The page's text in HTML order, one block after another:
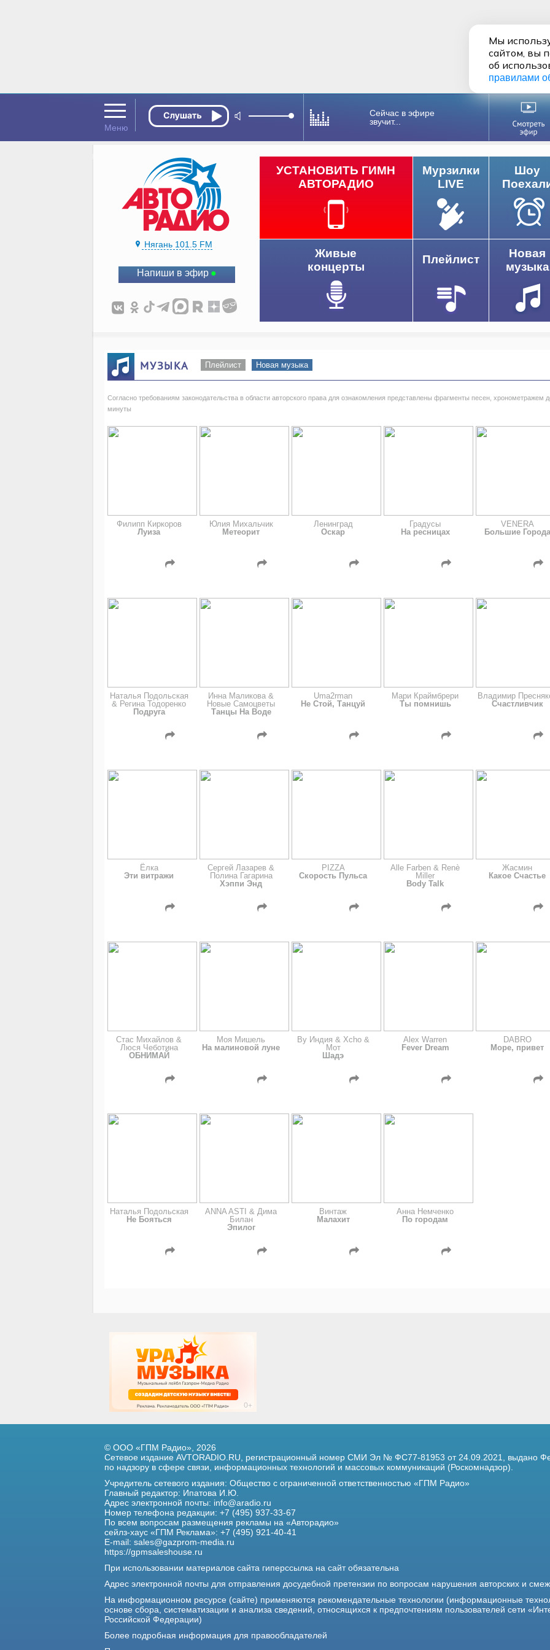
Сейчас в эфире
звучит...
Нягань 101.5 FM
Напиши в эфир
УСТАНОВИТЬ ГИМН
АВТОРАДИО
Мурзилки
LIVE
Шоу
Живые
концерты
Плейлист
Новая
музыка
МУЗЫКА Плейлист Новая музыка
Согласно требованиям законодательства в области авторского права для ознакомления представлены фрагменты песен, хронометражем
минуты
Филипп Киркоров
Луиза
Юлия Михальчик
Метеорит
Ленинград
Оскар
Градусы
На ресницах
VENERA
Большие Города
Наталья Подольская
& Регина Тодоренко
Подруга
Инна Маликова &
Новые Самоцветы
Танцы На Воде
Uma2rman
Не Стой, Танцуй
Мари Краймбрери
Ты помнишь
Владимир
Счастливчик
Ёлка
Эти витражи
Сергей Лазарев &
Полина Гагарина
Хэппи Энд
PIZZA
Скорость Пульса
Alle Farben & Renè
Miller
Body Talk
Жасмин
Какое Счастье
Стас Михайлов &
Люся Чеботина
ОБНИМАЙ
Моя Мишель
На малиновой луне
By Индия & Xcho &
Мот
Шадэ
Alex Warren
Fever Dream
DABRO
Море, привет
Наталья Подольская
Не Бояться
ANNA ASTI & Дима
Билан
Эпилог
Винтаж
Малахит
Анна Немченко
По городам
© ООО «ГПМ Радио», 2026
Сетевое издание AVTORADIO.RU, регистрационный номер СМИ Эл № ФС77-81953 от 24.09.2021,
выдано
по надзору в сфере связи,
информационных технологий и массовых коммуникаций (Роскомнадзор).
Учредитель сетевого издания: Общество с ограниченной ответственностью «ГПМ Радио»
Главный редактор: Ипатова И.Ю.
Адрес электронной почты: info@aradio.ru
Номер телефона редакции: +7 (495) 937-33-67
По всем вопросам размещения рекламы на «Авторадио»
сейлз-хаус «ГПМ Реклама»: +7 (495) 921-40-41
E-mail: sales@gazprom-media.ru
https://gpmsaleshouse.ru
При использовании материалов сайта гиперссылка на сайт обязательна
Адрес электронной почты для отправления досудебной претензии по вопросам нарушения авторских и
На информационном ресурсе (сайте) применяются рекомендательные технологии (информационные
основе сбора, систематизации и анализа сведений, относящихся к предпочтениям пользователей сети
Российской Федерации)
Более подробная информация для правообладателей
Мы
сайтом, вы
об
правилами